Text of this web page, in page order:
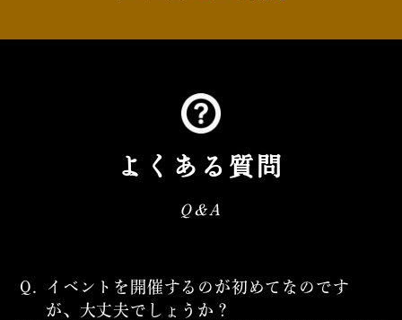
よくある質問
Q&A
Q.
イベントを開催するのが初めてなのです
が、大丈夫でしょうか？